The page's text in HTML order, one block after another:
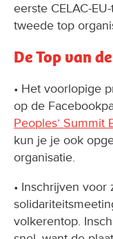
eerste CELAC-
tweede top
De Top van
• Het voorlopige
op de
Peoples’ Summit
kun je je ook
organisatie.
• Inschrijven
volkerentop.